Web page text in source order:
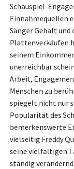
Schauspiel-
Einnahmequellen
Sänger Gehalt und
Plattenverkäufen
seinem
unerreichbar
Arbeit,
Menschen zu
spiegelt nicht nur
Popularität des
bemerkenswerte
vielseitig Freddy
seine vielfältigen
ständig